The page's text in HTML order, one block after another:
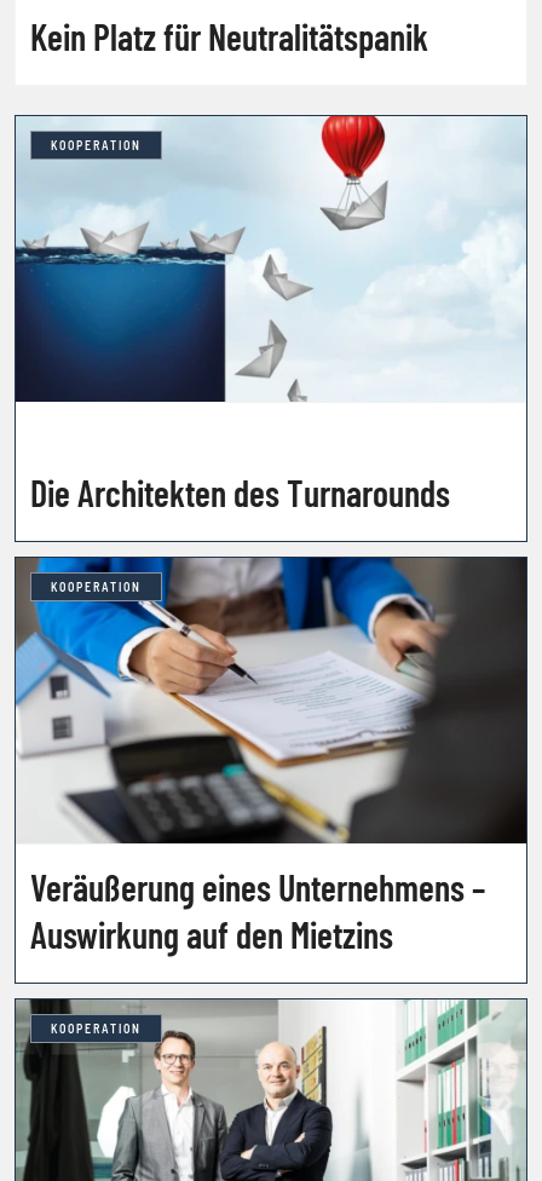
Kein Platz für Neutralitätspanik
KOOPERATION
Die Architekten des Turnarounds
KOOPERATION
Veräußerung eines Unternehmens –
Auswirkung auf den Mietzins
KOOPERATION